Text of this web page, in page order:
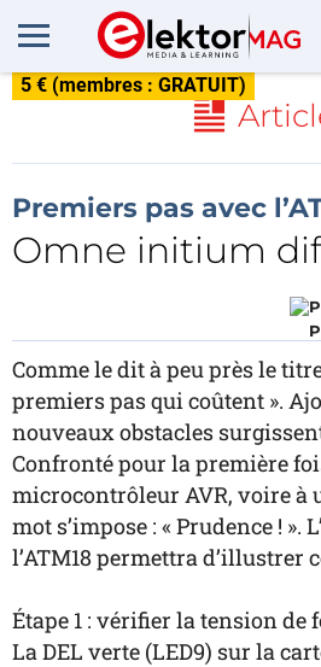
5 € (membres : GRATUIT)
Premiers pas avec
Omne initium
Comme le dit à peu près le
premiers pas qui coûtent ».
nouveaux obstacles
Confronté pour la première
microcontrôleur AVR, voire à
mot s’impose : « Prudence ! ».
l’ATM18 permettra d’illustrer
Étape 1 : vérifier la tension de
La DEL verte (LED9) sur la